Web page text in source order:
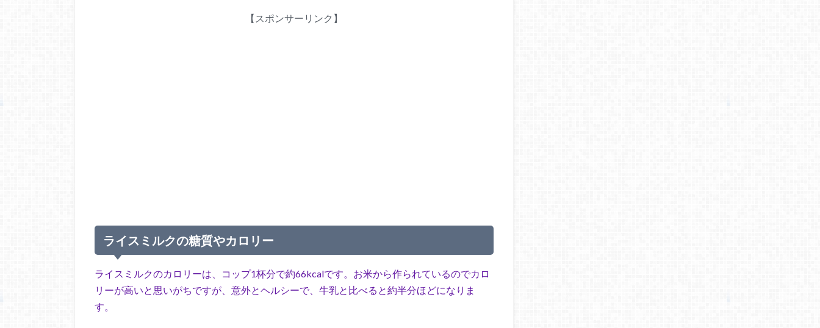
【スポンサーリンク】
ライスミルクの糖質やカロリー
ライスミルクのカロリーは、コップ1杯分で約66kcalです。お米から作られているのでカロ
リーが高いと思いがちですが、意外とヘルシーで、牛乳と比べると約半分ほどになりま
す。